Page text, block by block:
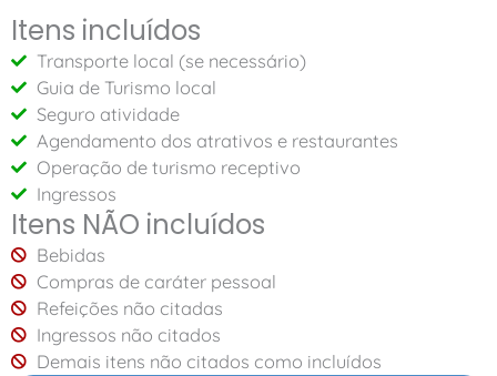
Itens incluídos
Transporte local (se necessário)
Guia de Turismo local
Seguro atividade
Agendamento dos atrativos e restaurantes
Operação de turismo receptivo
Ingressos
Itens NÃO incluídos
Bebidas
Compras de caráter pessoal
Refeições não citadas
Ingressos não citados
Demais itens não citados como incluídos